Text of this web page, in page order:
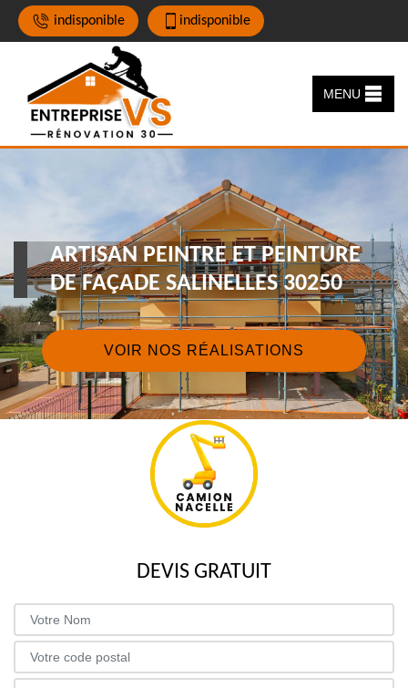
indisponible indisponible
MENU
ARTISAN PEINTRE ET PEINTURE
DE FAÇADE SALINELLES 30250
VOIR NOS RÉALISATIONS
DEVIS GRATUIT